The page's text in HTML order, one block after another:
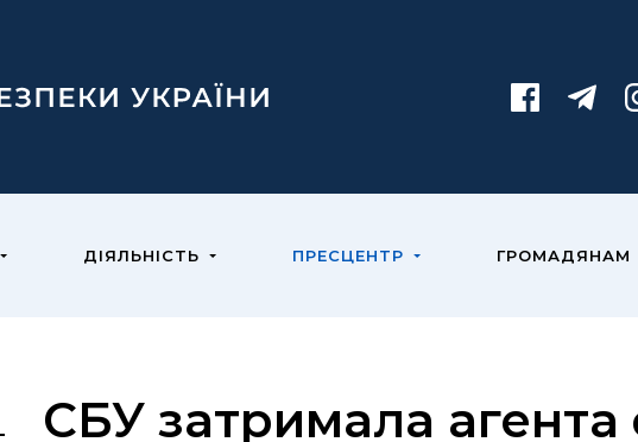
ДІЯЛЬНІСТЬ ПРЕСЦЕНТР ГРОМАДЯНАМ
СБУ затримала агента